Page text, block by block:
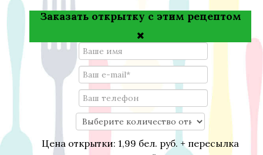
Заказать открытку с этим рецептом
Цена открытки: 1,99 бел. руб. + пересылка